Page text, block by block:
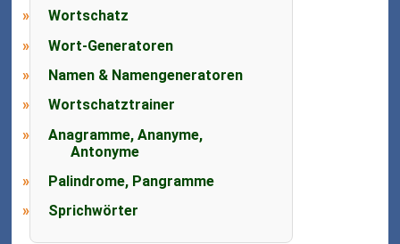
Wortschatz
Wort-Generatoren
Namen & Namengeneratoren
Wortschatztrainer
Anagramme, Ananyme,
Antonyme
Palindrome, Pangramme
Sprichwörter